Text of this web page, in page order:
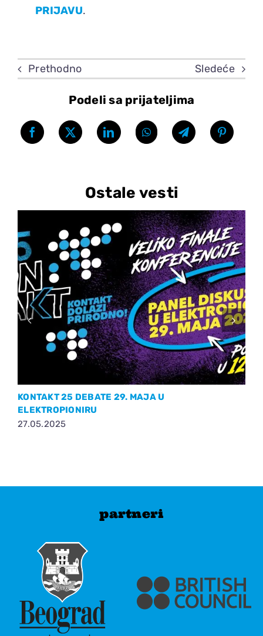
PRIJAVU.
Prethodno Sledeće
Podeli sa prijateljima
Ostale vesti
KONTAKT 25 DEBATE 29. MAJA U
ELEKTROPIONIRU
27.05.2025
partneri